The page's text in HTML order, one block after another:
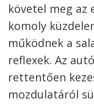
követel meg az
komoly
működnek a
reflexek. Az
rettentően
mozdulatáról